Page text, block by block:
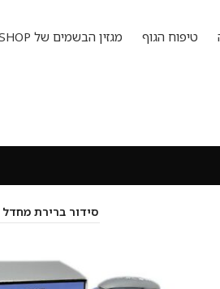
טיפוח הגוף מגזין הבשמים של MARY SHOP